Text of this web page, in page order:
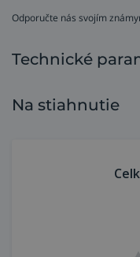
typ uchytenia
brúsenie ťažko
rýchle
zrážanie hrán,
Odporučte nás svojím
Technické
Na stiahnutie